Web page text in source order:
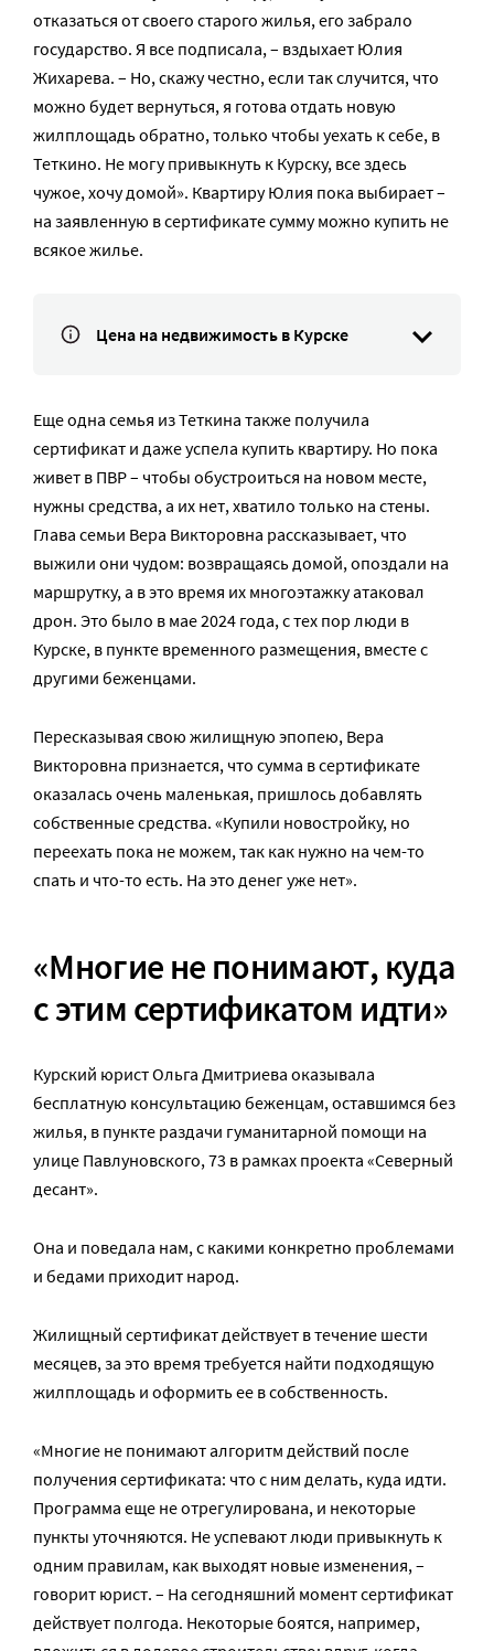
отказаться от своего старого жилья, его забрало
государство. Я все подписала, – вздыхает Юлия
Жихарева. – Но, скажу честно, если так случится, что
можно будет вернуться, я готова отдать новую
жилплощадь обратно, только чтобы уехать к себе, в
Теткино. Не могу привыкнуть к Курску, все здесь
чужое, хочу домой». Квартиру Юлия пока выбирает –
на заявленную в сертификате сумму можно купить не
всякое жилье.
Цена на недвижимость в Курске
Еще одна семья из Теткина также получила
сертификат и даже успела купить квартиру. Но пока
живет в ПВР – чтобы обустроиться на новом месте,
нужны средства, а их нет, хватило только на стены.
Глава семьи Вера Викторовна рассказывает, что
выжили они чудом: возвращаясь домой, опоздали на
маршрутку, а в это время их многоэтажку атаковал
дрон. Это было в мае 2024 года, с тех пор люди в
Курске, в пункте временного размещения, вместе с
другими беженцами.
Пересказывая свою жилищную эпопею, Вера
Викторовна признается, что сумма в сертификате
оказалась очень маленькая, пришлось добавлять
собственные средства. «Купили новостройку, но
переехать пока не можем, так как нужно на чем-то
спать и что-то есть. На это денег уже нет».
«Многие не понимают, куда
с этим сертификатом идти»
Курский юрист Ольга Дмитриева оказывала
бесплатную консультацию беженцам, оставшимся без
жилья, в пункте раздачи гуманитарной помощи на
улице Павлуновского, 73 в рамках проекта «Северный
десант».
Она и поведала нам, с какими конкретно проблемами
и бедами приходит народ.
Жилищный сертификат действует в течение шести
месяцев, за это время требуется найти подходящую
жилплощадь и оформить ее в собственность.
«Многие не понимают алгоритм действий после
получения сертификата: что с ним делать, куда идти.
Программа еще не отрегулирована, и некоторые
пункты уточняются. Не успевают люди привыкнуть к
одним правилам, как выходят новые изменения, –
говорит юрист. – На сегодняшний момент сертификат
действует полгода. Некоторые боятся, например,